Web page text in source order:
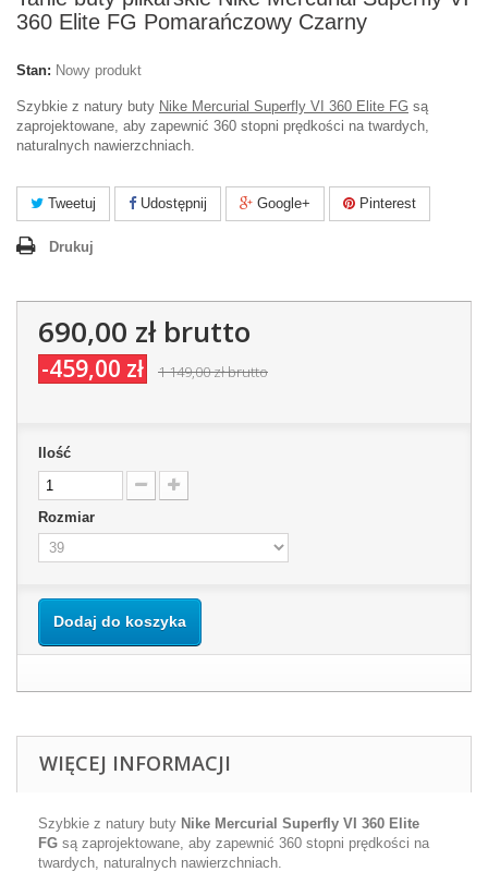
360 Elite FG Pomarańczowy Czarny
Stan: Nowy produkt
Szybkie z natury buty Nike Mercurial Superfly VI 360 Elite FG są
zaprojektowane, aby zapewnić 360 stopni prędkości na twardych,
naturalnych nawierzchniach.
Tweetuj Udostępnij Google+ Pinterest
Drukuj
690,00 złbrutto
-459,00 zł 1 149,00 złbrutto
Ilość
Rozmiar
Dodaj do koszyka
WIĘCEJ INFORMACJI
Szybkie z natury buty Nike Mercurial Superfly VI 360 Elite
FG są zaprojektowane, aby zapewnić 360 stopni prędkości na
twardych, naturalnych nawierzchniach.